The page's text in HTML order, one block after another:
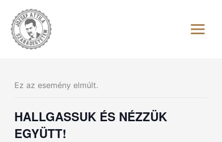
content
Ez az esemény elmúlt.
HALLGASSUK ÉS NÉZZÜK
EGYÜTT!